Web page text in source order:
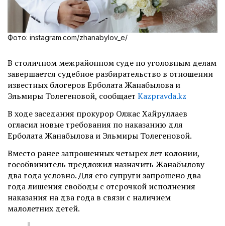
Фото: instagram.com/zhanabylov_e/
В столичном межрайонном суде по уголовным делам
завершается судебное разбирательство в отношении
известных блогеров Ерболата Жанабылова и
Эльмиры Толегеновой, сообщает Kazpravda.kz
В ходе заседания прокурор Олжас Хайруллаев
огласил новые требования по наказанию для
Ерболата Жанабылова и Эльмиры Толегеновой.
Вместо ранее запрошенных четырех лет колонии,
гособвинитель предложил назначить Жанабылову
два года условно. Для его супруги запрошено два
года лишения свободы с отсрочкой исполнения
наказания на два года в связи с наличием
малолетних детей.